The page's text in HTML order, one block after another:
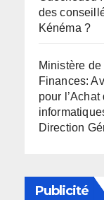
des
Kénéma ?
Ministère de
Finances:
pour
Direction
Publicité